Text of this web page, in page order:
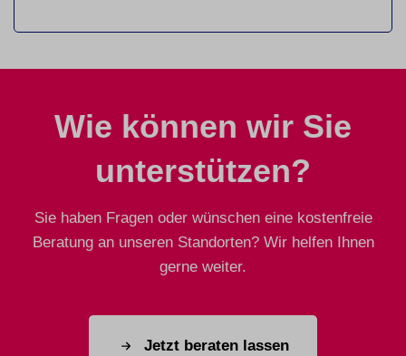
Wie können wir Sie
unterstützen?
Sie haben Fragen oder wünschen eine kostenfreie
Beratung an unseren Standorten? Wir helfen Ihnen
gerne weiter.
Jetzt beraten lassen